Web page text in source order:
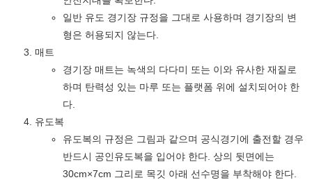
일반 유도 경기장 규정을 그대로 사용하며 경기장의 변
형은 허용되지 않는다.
매트
경기장 매트는 녹색의 다다미 또는 이와 유사한 재질로
하며 탄력성 있는 마루 또는 플랫폼 위에 설치되어야 한
다.
유도복
유도복의 규정은 그림과 같으며 공식경기에 출전할 경우
반드시 공인유도복을 입어야 한다. 상의 뒷면에는
30cm×7cm 그리로 목깃 아래 선수명을 부착해야 한다.